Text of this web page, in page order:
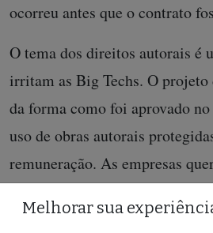
ocorreu antes que o contrato
O tema dos direitos autorais é
irritam as Big Techs. O
da forma como foi aprovado
uso de obras autorais
remuneração. As empresas
trecho, afirmando que seria
fazer a diferenciação entre
Melhorar sua